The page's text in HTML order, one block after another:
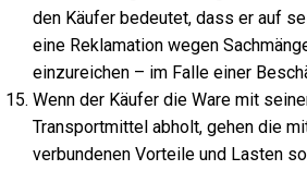
den Käufer bedeutet, dass er auf
eine Reklamation wegen
einzureichen – im Falle einer
Wenn der Käufer die Ware mit
Transportmittel abholt, gehen die
verbundenen Vorteile und Lasten